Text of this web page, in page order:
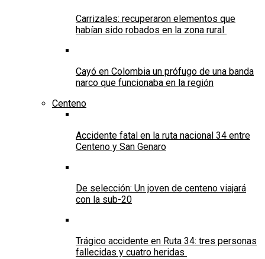
Carrizales: recuperaron elementos que
habían sido robados en la zona rural
Cayó en Colombia un prófugo de una banda
narco que funcionaba en la región
Centeno
Accidente fatal en la ruta nacional 34 entre
Centeno y San Genaro
De selección: Un joven de centeno viajará
con la sub-20
Trágico accidente en Ruta 34: tres personas
fallecidas y cuatro heridas